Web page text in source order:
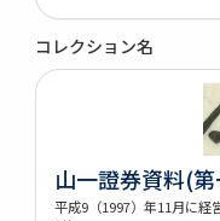
コレクション名
山一證券資料(
平成9（1997）年11月に経